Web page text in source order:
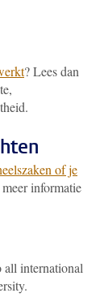
? Lees dan
of je
informatie
all international